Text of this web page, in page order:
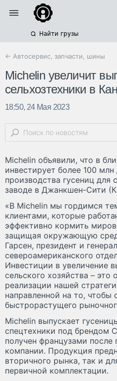
Найти грузы
← Автосервис, запчасти, шины
Michelin увеличит
сельхозтехники в
18:50, 24 Мая 2023
Michelin объявили, что в
инвестирует более 100
производства гусениц для
заводе в Джанкшен-Сити
«В Michelin мы гордимся
клиентами, которые
эффективно кормить
защищая окружающую
Гарсен, президент и
североамериканского
Инвестиции в увеличение
сельского хозяйства – это
реализации нашей
направленной на то, чтобы
быстрорастущего
Michelin выпускает
спецтехники под брендом
получен французами
компании. Продукция
вторичного рынка, так и
первичной комплектации.